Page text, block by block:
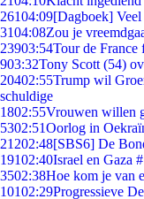
26104:09[Dagboek]
3104:08Zou je
23903:54Tour de France
903:32Tony Scott (54)
20402:55Trump wil
schuldige
1802:55Vrouwen willen
5302:51Oorlog in
21202:48[SBS6] De
19102:40Israel en Gaza
3502:38Hoe kom je van
10102:29Progressieve